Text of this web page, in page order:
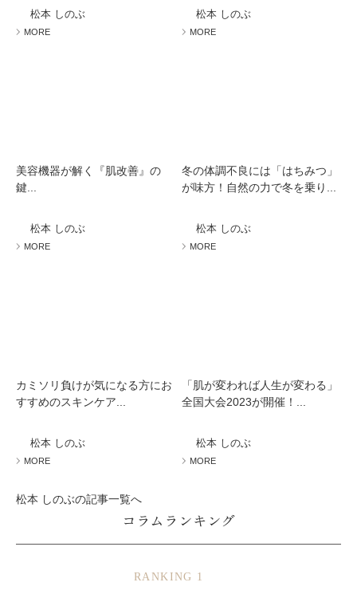
松本 しのぶ
MORE
松本 しのぶ
MORE
美容機器が解く『肌改善』の
鍵...
松本 しのぶ
MORE
冬の体調不良には「はちみつ」
が味方！自然の力で冬を乗り...
松本 しのぶ
MORE
カミソリ負けが気になる方にお
すすめのスキンケア...
松本 しのぶ
MORE
「肌が変われば人生が変わる」
全国大会2023が開催！...
松本 しのぶ
MORE
松本 しのぶの記事一覧へ
コラムランキング
RANKING 1